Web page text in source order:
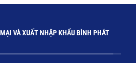
VÀ XUẤT NHẬP KHẨU BÌNH PHÁT